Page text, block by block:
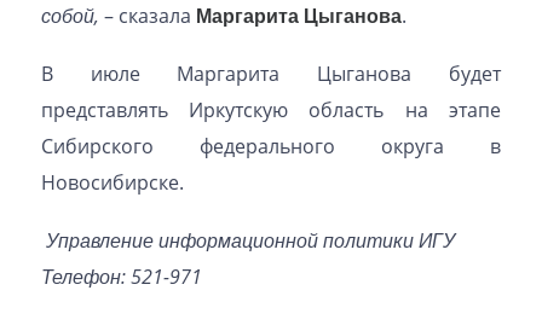
собой, – сказала Маргарита Цыганова.
В июле Маргарита Цыганова будет
представлять Иркутскую область на этапе
Сибирского федерального округа в
Новосибирске.
Управление информационной политики ИГУ
Телефон: 521-971